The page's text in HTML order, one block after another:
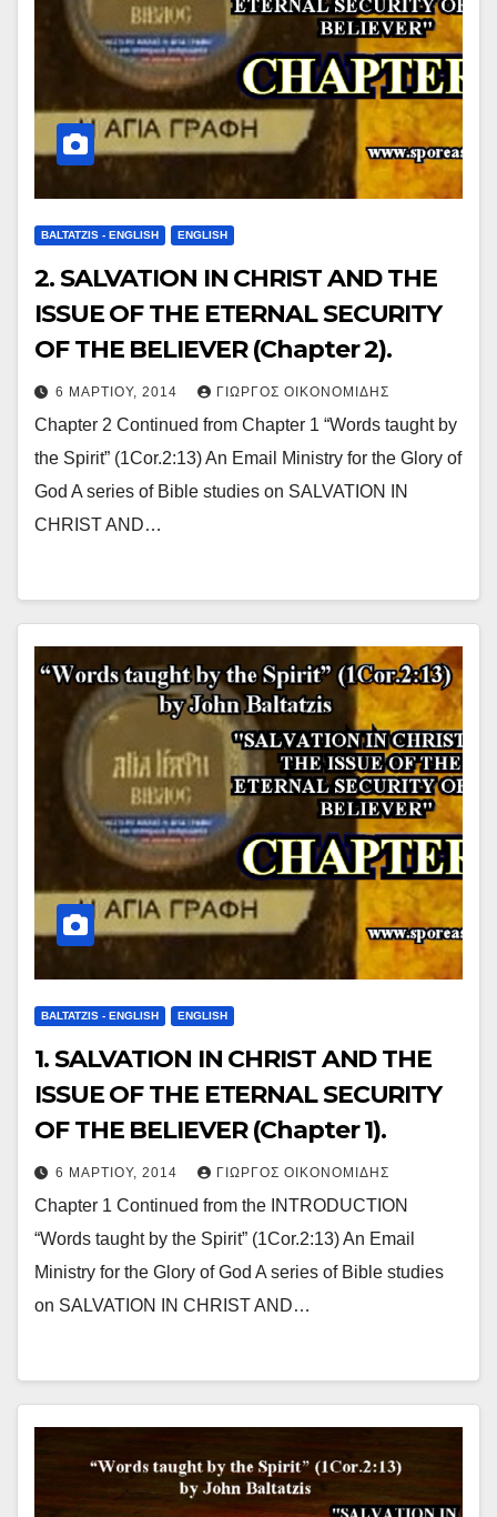
BALTATZIS - ENGLISH ENGLISH
2. SALVATION IN CHRIST AND THE
ISSUE OF THE ETERNAL SECURITY
OF THE BELIEVER (Chapter 2).
6 ΜΑΡΤΊΟΥ, 2014 ΓΙΏΡΓΟΣ ΟΙΚΟΝΟΜΊΔΗΣ
Chapter 2 Continued from Chapter 1 “Words taught by
the Spirit” (1Cor.2:13) An Email Ministry for the Glory of
God A series of Bible studies on SALVATION IN
CHRIST AND…
BALTATZIS - ENGLISH ENGLISH
1. SALVATION IN CHRIST AND THE
ISSUE OF THE ETERNAL SECURITY
OF THE BELIEVER (Chapter 1).
6 ΜΑΡΤΊΟΥ, 2014 ΓΙΏΡΓΟΣ ΟΙΚΟΝΟΜΊΔΗΣ
Chapter 1 Continued from the INTRODUCTION
“Words taught by the Spirit” (1Cor.2:13) An Email
Ministry for the Glory of God A series of Bible studies
on SALVATION IN CHRIST AND…